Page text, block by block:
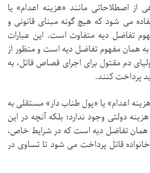
از اصطلاحاتی مانند «هزینه اعدام» یا
می شود که هیچ گونه مبنای قانونی و
تفاضل دیه متفاوت است. این عبارات
به همان مفهوم تفاضل دیه است و منظور از
دم مقتول برای اجرای قصاص قاتل، به
پرداخت کنند.
اعدام» یا «پول طناب دار» مستقلی به
دولتی وجود ندارد؛ بلکه آنچه در این
همان تفاضل دیه است که در شرایط خاص،
قاتل پرداخت می شود تا تساوی در